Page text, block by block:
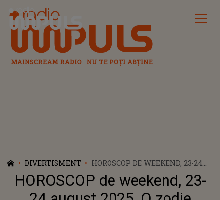
Radio Impuls
DIVERTISMENT
HOROSCOP DE WEEKEND, 23-24
AUGUST 2025. O ZODIE TRĂIEȘTE
CLIPE DE VIS! NOROCUL ESTE DE
PARTEA EI ȘI DRAGOSTEA
HOROSCOP de weekend, 23-